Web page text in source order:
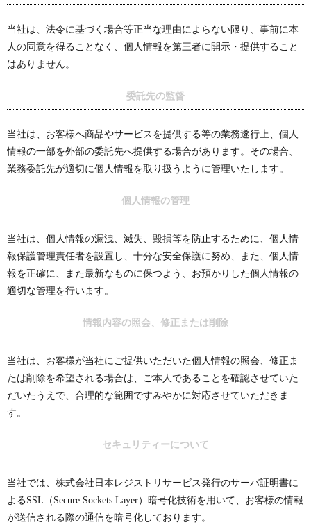
当社は、法令に基づく場合等正当な理由によらない限り、事前に本
人の同意を得ることなく、個人情報を第三者に開示・提供すること
はありません。
委託先の監督
当社は、お客様へ商品やサービスを提供する等の業務遂行上、個人
情報の一部を外部の委託先へ提供する場合があります。その場合、
業務委託先が適切に個人情報を取り扱うように管理いたします。
個人情報の管理
当社は、個人情報の漏洩、滅失、毀損等を防止するために、個人情
報保護管理責任者を設置し、十分な安全保護に努め、また、個人情
報を正確に、また最新なものに保つよう、お預かりした個人情報の
適切な管理を行います。
情報内容の照会、修正または削除
当社は、お客様が当社にご提供いただいた個人情報の照会、修正ま
たは削除を希望される場合は、ご本人であることを確認させていた
だいたうえで、合理的な範囲ですみやかに対応させていただきま
す。
セキュリティーについて
当社では、株式会社日本レジストリサービス発行のサーバ証明書に
よるSSL（Secure Sockets Layer）暗号化技術を用いて、お客様の情報
が送信される際の通信を暗号化しております。